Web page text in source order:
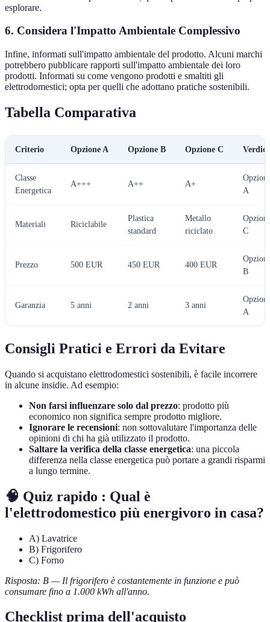
esplorare.
6. Considera l'Impatto Ambientale Complessivo
Infine, informati sull'impatto ambientale del prodotto. Alcuni marchi
potrebbero pubblicare rapporti sull'impatto ambientale dei loro
prodotti. Informati su come vengono prodotti e smaltiti gli
elettrodomestici; opta per quelli che adottano pratiche sostenibili.
Tabella Comparativa
Criterio Opzione A Opzione B Opzione C Verdict
Classe
Energetica
A+++ A++ A+
A
Materiali Riciclabile
Plastica
standard
Metallo
riciclato
C
Prezzo 500 EUR 450 EUR 400 EUR
B
Garanzia 5 anni 2 anni 3 anni
A
Consigli Pratici e Errori da Evitare
Quando si acquistano elettrodomestici sostenibili, è facile incorrere
in alcune insidie. Ad esempio:
Non farsi influenzare solo dal prezzo: prodotto più
economico non significa sempre prodotto migliore.
Ignorare le recensioni: non sottovalutare l'importanza delle
opinioni di chi ha già utilizzato il prodotto.
Saltare la verifica della classe energetica: una piccola
differenza nella classe energetica può portare a grandi risparmi
a lungo termine.
🧠 Quiz rapido : Qual è
l'elettrodomestico più energivoro in casa?
A) Lavatrice
B) Frigorifero
C) Forno
Risposta: B — Il frigorifero è costantemente in funzione e può
consumare fino a 1.000 kWh all'anno.
Checklist prima dell'acquisto